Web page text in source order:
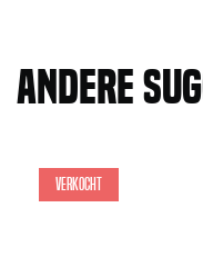
Andere
Verkocht